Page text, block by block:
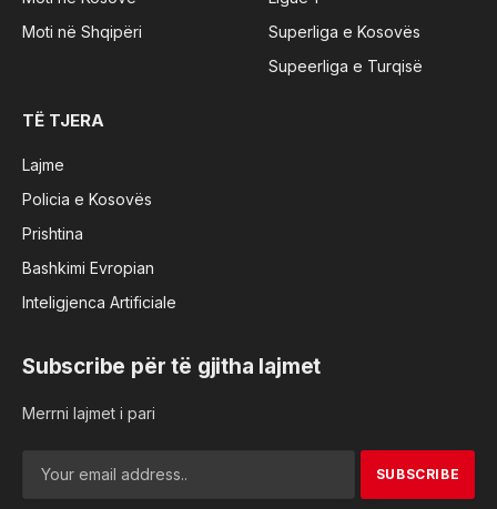
Moti në Shqipëri
Superliga e Kosovës
Supeerliga e Turqisë
TË TJERA
Lajme
Policia e Kosovës
Prishtina
Bashkimi Evropian
Inteligjenca Artificiale
Subscribe për të gjitha lajmet
Merrni lajmet i pari